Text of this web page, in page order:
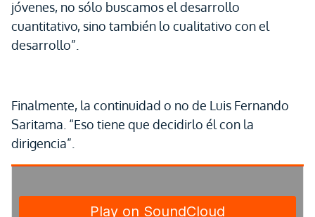
jóvenes, no sólo buscamos el desarrollo
cuantitativo, sino también lo cualitativo con el
desarrollo”.
Finalmente, la continuidad o no de Luis Fernando
Saritama. “Eso tiene que decidirlo él con la
dirigencia”.